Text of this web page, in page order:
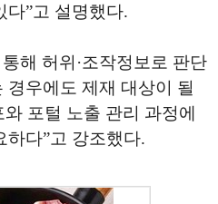
다”고 설명했다.
해 허위·조작정보로 판단
우에도 제재 대상이 될
포털 노출 관리 과정에
하다”고 강조했다.